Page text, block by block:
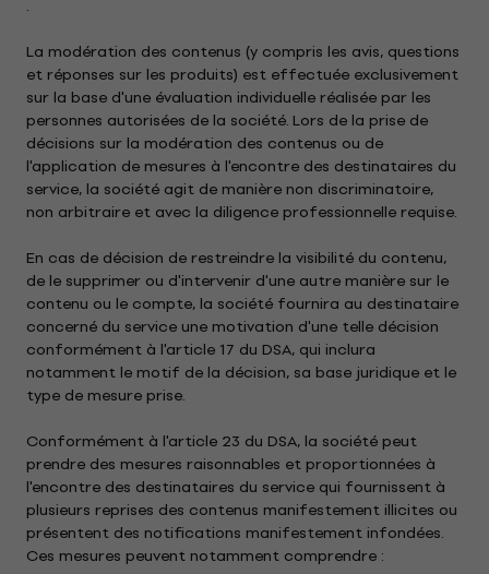
.
La modération des contenus (y compris les avis, questions
et réponses sur les produits) est effectuée exclusivement
sur la base d'une évaluation individuelle réalisée par les
personnes autorisées de la société. Lors de la prise de
décisions sur la modération des contenus ou de
l'application de mesures à l'encontre des destinataires du
service, la société agit de manière non discriminatoire,
non arbitraire et avec la diligence professionnelle requise.
En cas de décision de restreindre la visibilité du contenu,
de le supprimer ou d'intervenir d'une autre manière sur le
contenu ou le compte, la société fournira au destinataire
concerné du service une motivation d'une telle décision
conformément à l'article 17 du DSA, qui inclura
notamment le motif de la décision, sa base juridique et le
type de mesure prise.
Conformément à l'article 23 du DSA, la société peut
prendre des mesures raisonnables et proportionnées à
l'encontre des destinataires du service qui fournissent à
plusieurs reprises des contenus manifestement illicites ou
présentent des notifications manifestement infondées.
Ces mesures peuvent notamment comprendre :